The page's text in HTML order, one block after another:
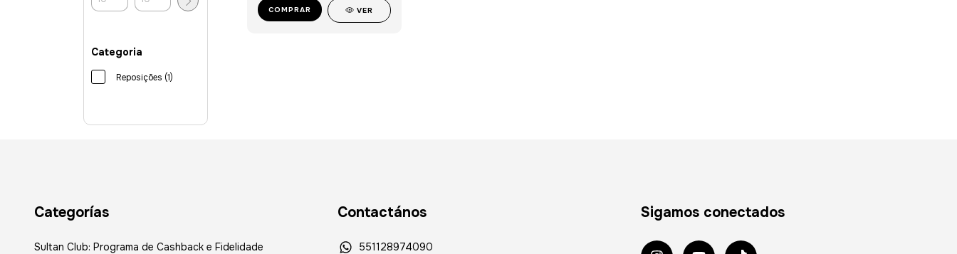
Categoria
Reposições (1)
COMPRAR VER
Categorías
Sultan Club: Programa de Cashback e Fidelidade
Contactános
551128974090
Sigamos conectados